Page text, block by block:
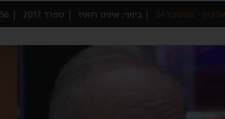
ארכיון - פסטיבל 34 בימוי: איניגו רואיז ספרד 2017 56 דקות